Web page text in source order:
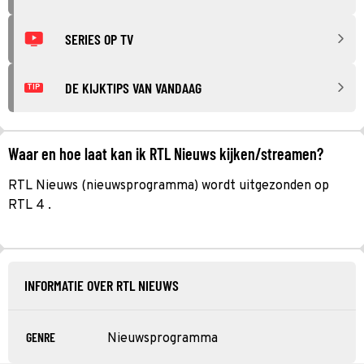
SERIES OP TV
TIP DE KIJKTIPS VAN VANDAAG
Waar en hoe laat kan ik RTL Nieuws kijken/streamen?
RTL Nieuws (nieuwsprogramma) wordt uitgezonden op
RTL 4 .
INFORMATIE OVER RTL NIEUWS
GENRE Nieuwsprogramma